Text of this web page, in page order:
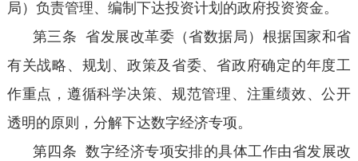
局）负责管理、编制下达投资计划的政府投资资金。
第三条 省发展改革委（省数据局）根据国家和省
有关战略、规划、政策及省委、省政府确定的年度工
作重点，遵循科学决策、规范管理、注重绩效、公开
透明的原则，分解下达数字经济专项。
第四条 数字经济专项安排的具体工作由省发展改